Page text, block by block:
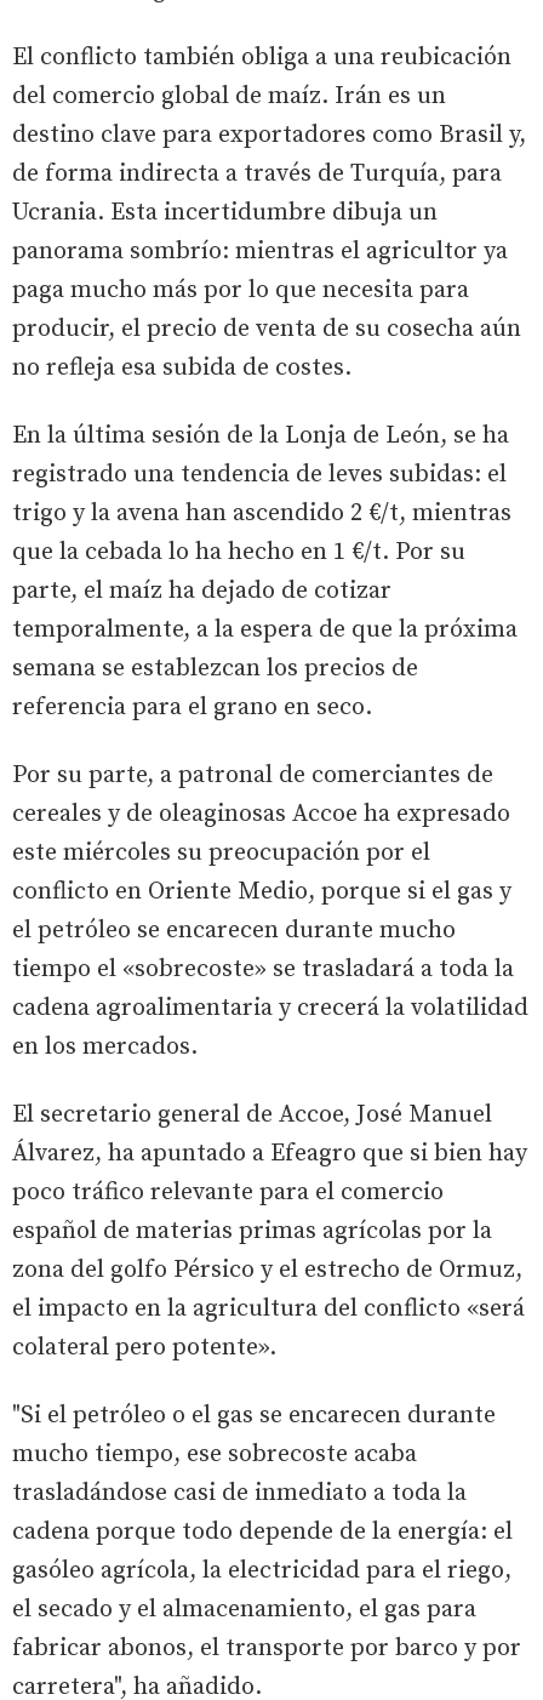
El conflicto también obliga a una reubicación
del comercio global de maíz. Irán es un
destino clave para exportadores como Brasil y,
de forma indirecta a través de Turquía, para
Ucrania. Esta incertidumbre dibuja un
panorama sombrío: mientras el agricultor ya
paga mucho más por lo que necesita para
producir, el precio de venta de su cosecha aún
no refleja esa subida de costes.
En la última sesión de la Lonja de León, se ha
registrado una tendencia de leves subidas: el
trigo y la avena han ascendido 2 €/t, mientras
que la cebada lo ha hecho en 1 €/t. Por su
parte, el maíz ha dejado de cotizar
temporalmente, a la espera de que la próxima
semana se establezcan los precios de
referencia para el grano en seco.
Por su parte, a patronal de comerciantes de
cereales y de oleaginosas Accoe ha expresado
este miércoles su preocupación por el
conflicto en Oriente Medio, porque si el gas y
el petróleo se encarecen durante mucho
tiempo el «sobrecoste» se trasladará a toda la
cadena agroalimentaria y crecerá la volatilidad
en los mercados.
El secretario general de Accoe, José Manuel
Álvarez, ha apuntado a Efeagro que si bien hay
poco tráfico relevante para el comercio
español de materias primas agrícolas por la
zona del golfo Pérsico y el estrecho de Ormuz,
el impacto en la agricultura del conflicto «será
colateral pero potente».
"Si el petróleo o el gas se encarecen durante
mucho tiempo, ese sobrecoste acaba
trasladándose casi de inmediato a toda la
cadena porque todo depende de la energía: el
gasóleo agrícola, la electricidad para el riego,
el secado y el almacenamiento, el gas para
fabricar abonos, el transporte por barco y por
carretera", ha añadido.